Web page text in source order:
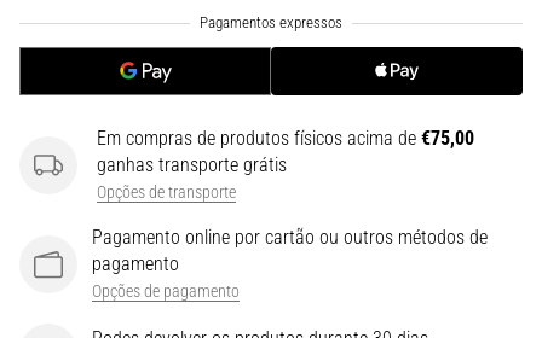
mudanças
de
Como
realizado
corretamente,
6. 8. 2026
8 minutos lendo
Em compras de produtos físicos acima de €75,00
ganhas transporte grátis
Opções de transporte
Pagamento online por cartão ou outros métodos de
pagamento
Opções de pagamento